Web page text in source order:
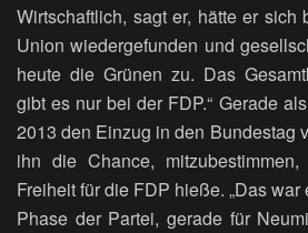
Wirtschaftlich, sagt er, hätte er sich
Union wiedergefunden und
heute die Grünen zu. Das
gibt es nur bei der FDP.“ Gerade
2013 den Einzug in den Bundestag
ihn die Chance,
Freiheit für die FDP hieße. „Das
Phase der Partei, gerade für